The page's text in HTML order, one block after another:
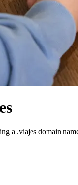
a .viajes domain